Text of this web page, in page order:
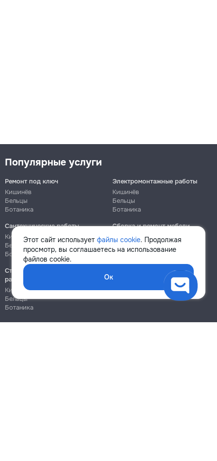
Этот сайт использует файлы cookie. Продолжая
просмотр, вы соглашаетесь на использование
файлов cookie.
Ок
Популярные услуги
Ремонт под ключ
Кишинёв
Бельцы
Ботаника
Электромонтажные работы
Кишинёв
Бельцы
Ботаника
Сантехнические работы
Кишинёв
Бельцы
Ботаника
Сборка и ремонт мебели
Кишинёв
Ботаника
Строительно-монтажные
работы
Кишинёв
Бельцы
Ботаника